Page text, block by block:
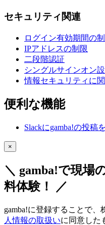
セキュリティ関連
ログイン有効期間の
IPアドレスの制限
二段階認証
シングルサインオン
情報セキュリティに
便利な機能
Slackにgamba!の投稿
×
＼ gamba!で現場
料体験！ ／
gamba!に登録することで、
人情報の取扱いに同意した